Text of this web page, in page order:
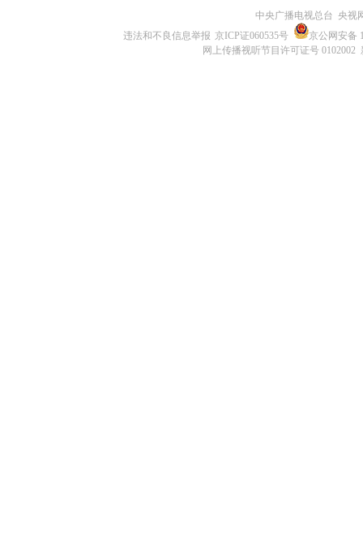
中央广播电视总台 央视
违法和不良信息举报 京ICP证060535号
京公网安备
网上传播视听节目许可证号 0102002